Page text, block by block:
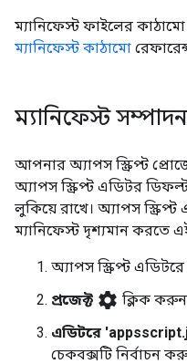
ম্যানিফেস্ট ফাইলের
ম্যানিফেস্ট কাঠামো
ম্যানিফেস্ট
আপনার অ্যাপস স্ক্রিপ্ট
অ্যাপস স্ক্রিপ্ট এডিটর
লুকিয়ে রাখে। অ্যাপস
ম্যানিফেস্ট দৃশ্যমান
অ্যাপস স্ক্রিপ্ট এডিটরে
প্রজেক্ট settings ক্লিক
এডিটরে
চেকবক্সটি নির্বাচন